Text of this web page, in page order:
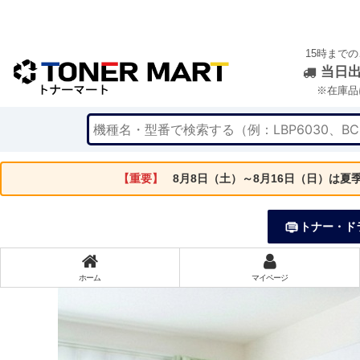
15時まで
当日
※在庫品
【重要】 8月8日（土）～8月16日（日）は夏
トナー・ド
ホーム マイページ